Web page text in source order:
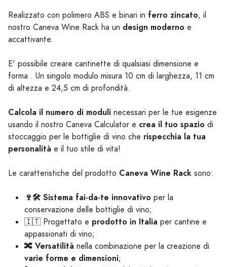
Realizzato con polimero ABS e binari in ferro zincato, il
nostro Caneva Wine Rack ha un design moderno e
accattivante.
E' possibile creare cantinette di qualsiasi dimensione e
forma . Un singolo modulo misura 10 cm di larghezza, 11 cm
di altezza e 24,5 cm di profondità.
Calcola il numero di moduli necessari per le tue esigenze
usando il nostro Caneva Calculator e crea il tuo spazio di
stoccaggio per le bottiglie di vino che rispecchia la tua
personalità e il tuo stile di vita!
Le caratteristiche del prodotto Caneva Wine Rack sono:
🍷🛠️ Sistema fai-da-te innovativo per la
conservazione delle bottiglie di vino;
🇮🇹 Progettato e prodotto in Italia per cantine e
appassionati di vino;
🔀 Versatilità nella combinazione per la creazione di
varie forme e dimensioni;